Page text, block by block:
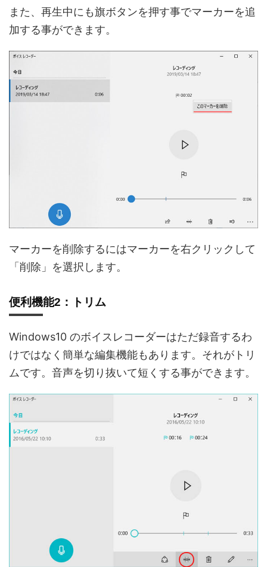
また、再生中にも旗ボタンを押す事でマーカーを追
加する事ができます。
マーカーを削除するにはマーカーを右クリックして
「削除」を選択します。
便利機能2：トリム
Windows10 のボイスレコーダーはただ録音するわ
けではなく簡単な編集機能もあります。それがトリ
ムです。音声を切り抜いて短くする事ができます。